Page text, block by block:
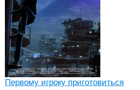
Первому игроку приготовиться